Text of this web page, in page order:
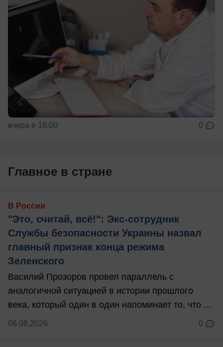
вчера в 18:00 0
Главное в стране
В России
"Это, считай, всё!": Экс-сотрудник
Службы безопасности Украины назвал
главный признак конца режима
Зеленского
Василий Прозоров провел параллель с
аналогичной ситуацией в истории прошлого
века, который один в один напоминает то, что ...
06.08.2026 0